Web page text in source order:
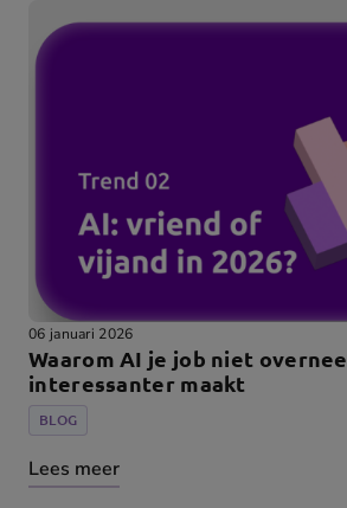
06 januari 2026
Waarom AI je job niet
interessanter maakt
BLOG
Lees meer